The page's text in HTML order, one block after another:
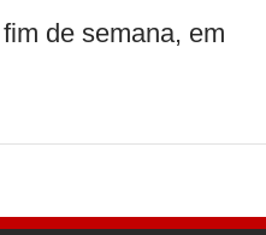
de semana, em